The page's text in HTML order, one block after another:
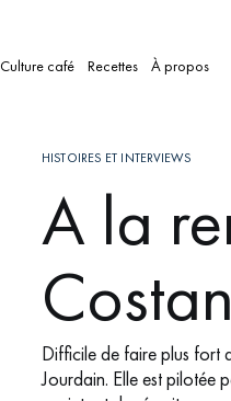
Culture café Recettes À propos
HISTOIRES ET INTERVIEWS
A la
Difficile de faire plus fort
Jourdain. Elle est pilotée